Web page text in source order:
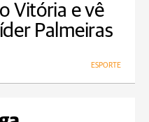
Vitória e vê
Palmeiras
ESPORTE